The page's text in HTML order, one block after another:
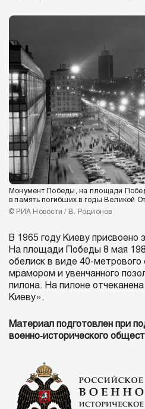
Монумент Победы, на площади
в память погибших в годы Великой
© РИА Новости / В. Родионов
В 1965 году Киеву присвоено
На площади Победы 8 мая
обелиск в виде 40-
мрамором и увенчанного
пилона. На пилоне
Киеву».
Материал подготовлен при
военно‑исторического